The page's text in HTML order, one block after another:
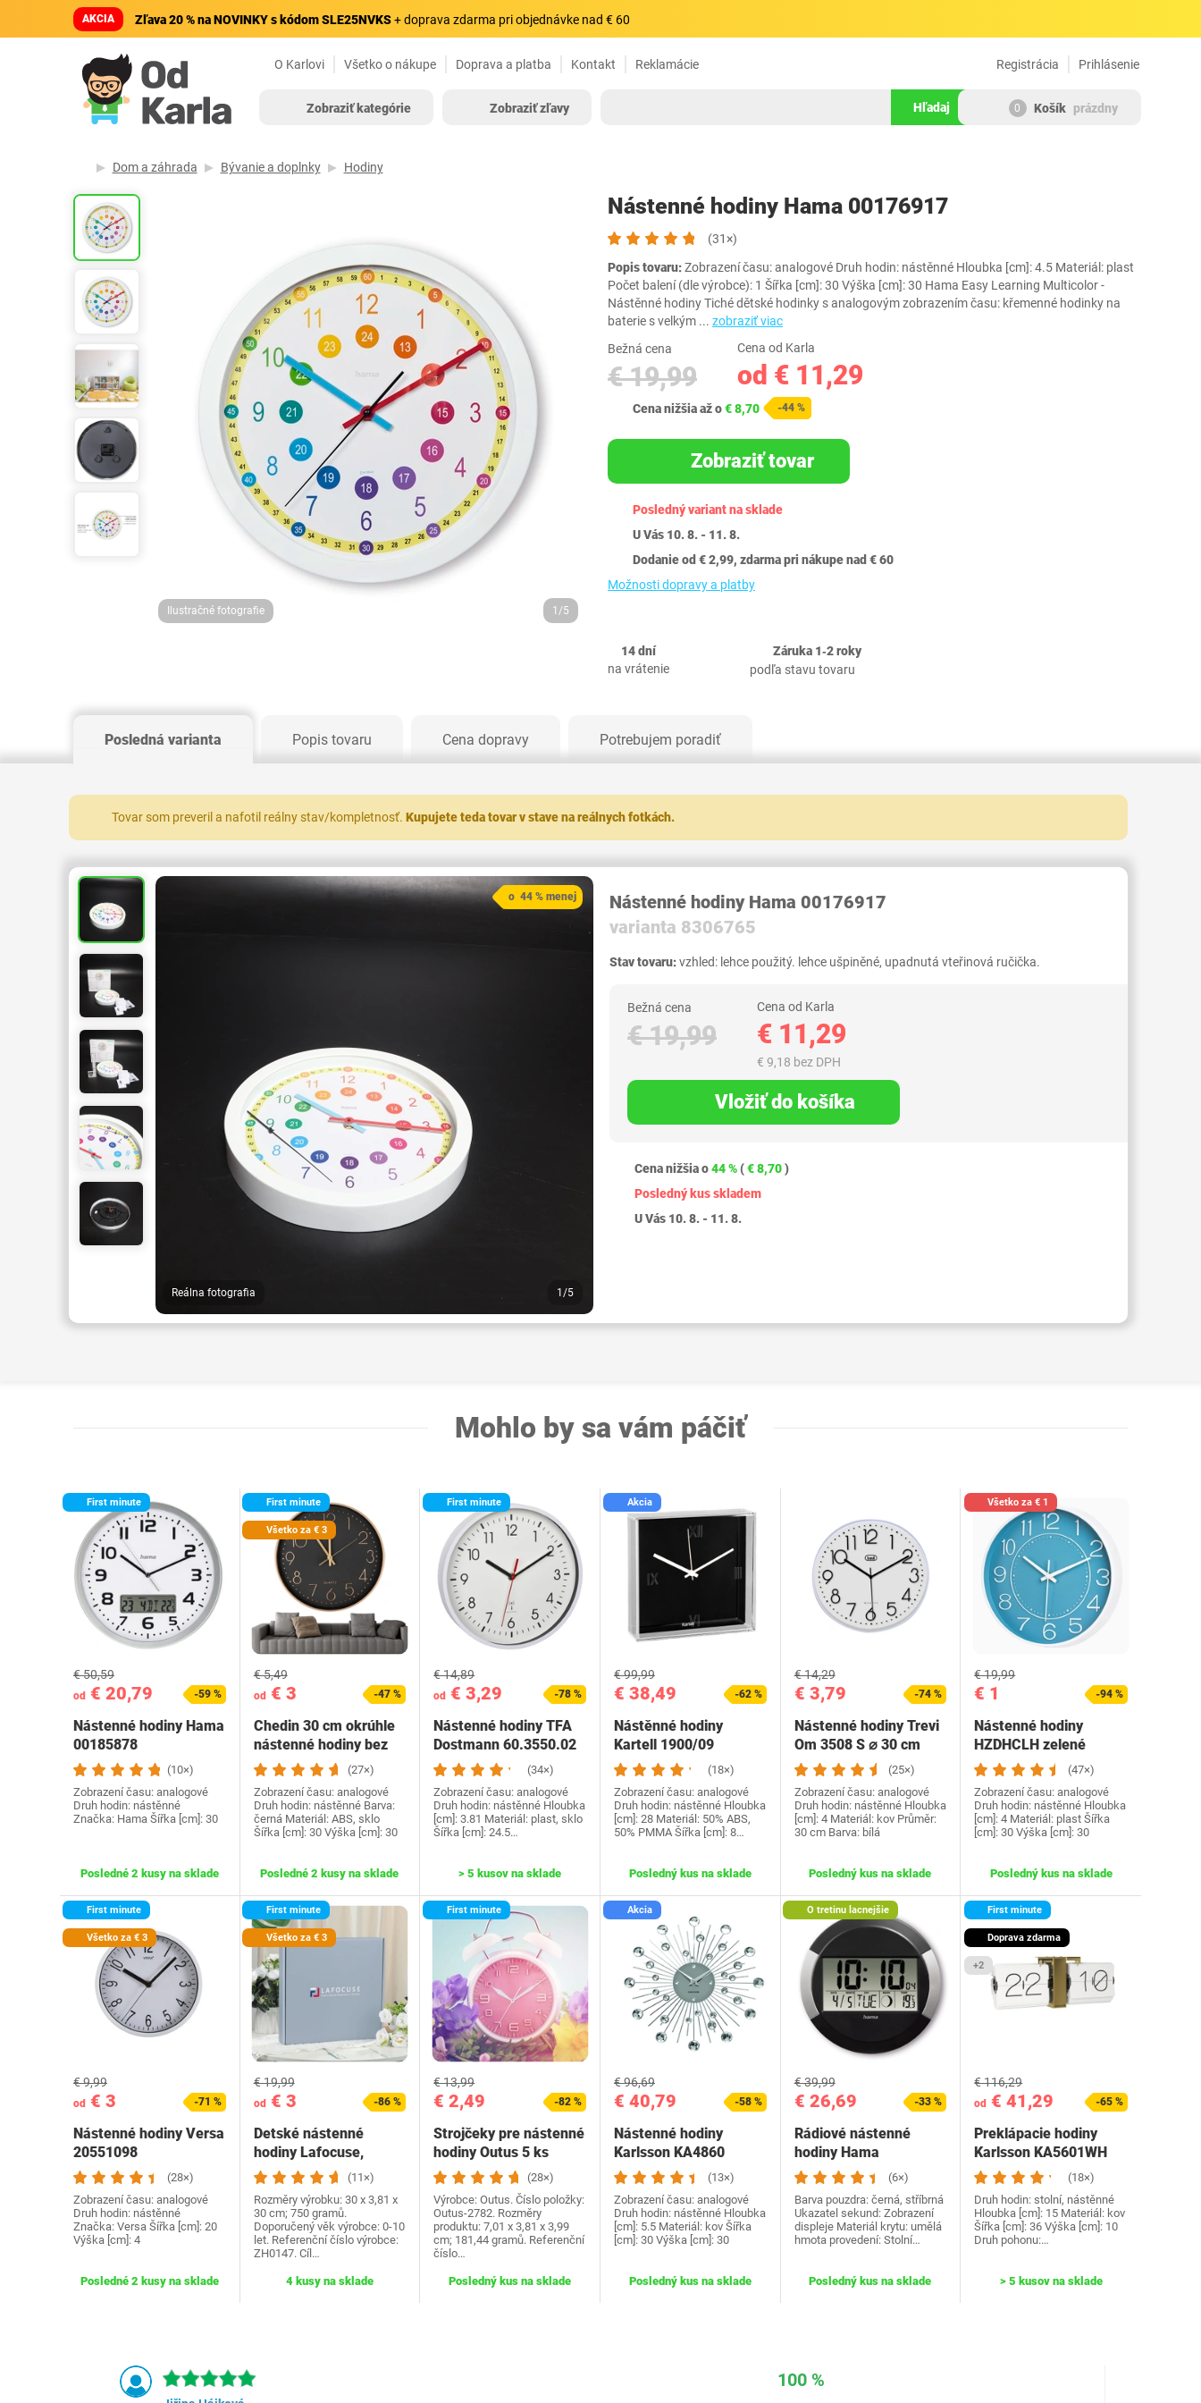
AKCIA Zľava 20 % na NOVINKY s kódom SLE25NVKS+ doprava zdarma pri objednávke nad € 60
O Karlovi Všetko o nákupe Doprava a platba Kontakt Reklamácie Prihlásenie
Registrácia
Zobraziť kategórie Zobraziť zľavy Hľadaj 0 Košík prázdny
Dom a záhrada Bývanie a doplnky Hodiny
Ilustračné fotografie 1/5
Nástenné hodiny Hama 00176917
(31×)
Popis tovaru:Zobrazení času: analogové Druh hodin: nástěnné Hloubka [cm]: 4.5 Materiál: plast
Počet balení (dle výrobce): 1 Šířka [cm]: 30 Výška [cm]: 30 Hama Easy Learning Multicolor -
Nástěnné hodiny Tiché dětské hodinky s analogovým zobrazením času: křemenné hodinky na
baterie s velkým ... zobraziť viac
Bežná cena
€ 19,99
Cena od Karla
od € 11,29
Cena nižšia až o€ 8,70 -44 %
Zobraziť tovar
Posledný variant na sklade
U Vás 10. 8. - 11. 8.
Dodanie od € 2,99, zdarma pri nákupe nad € 60
Možnosti dopravy a platby
14 dní
na vrátenie
Záruka 1‐2 roky
podľa stavu tovaru
Posledná varianta Popis tovaru Cena dopravy Potrebujem poradiť
Tovar som preveril a nafotil reálny stav/kompletnosť. Kupujete teda tovar v stave na reálnych fotkách.
Reálna fotografia 1/5
o 44 % menej
Nástenné hodiny Hama 00176917
varianta 8306765
Stav tovaru:vzhled: lehce použitý. lehce ušpiněné, upadnutá vteřinová ručička.
Bežná cena
€ 19,99
Cena od Karla
€ 11,29
€ 9,18 bez DPH
Vložiť do košíka
Cena nižšia o44 % (€ 8,70)
Posledný kus skladem
U Vás 10. 8. - 11. 8.
Mohlo by sa vám páčiť
First minute
od € 20,79
€ 50,59
-59 %
Nástenné hodiny Hama
00185878
(10×)
Zobrazení času: analogové
Druh hodin: nástěnné
Značka: Hama Šířka [cm]: 30
Posledné 2 kusy na sklade
First minute
Všetko za € 3
od€ 3
€ 5,49
-47 %
Chedin 30 cm okrúhle
nástenné hodiny bez
tikajúceho zvuku,…
(27×)
Zobrazení času: analogové
Druh hodin: nástěnné Barva:
černá Materiál: ABS, sklo
Šířka [cm]: 30 Výška [cm]: 30
Posledné 2 kusy na sklade
First minute
od € 3,29
€ 14,89
-78 %
Nástenné hodiny TFA
Dostmann 60.3550.02
(34×)
Zobrazení času: analogové
Druh hodin: nástěnné Hloubka
[cm]: 3.81 Materiál: plast, sklo
Šířka [cm]: 24.5…
> 5 kusov na sklade
Akcia
€ 38,49
€ 99,99
-62 %
Nástěnné hodiny
Kartell 1900/09
(18×)
Zobrazení času: analogové
Druh hodin: nástěnné Hloubka
[cm]: 28 Materiál: 50% ABS,
50% PMMA Šířka [cm]: 8…
Posledný kus na sklade
€ 3,79
€ 14,29
-74 %
Nástenné hodiny Trevi
Om 3508 S ⌀ 30 cm
(25×)
Zobrazení času: analogové
Druh hodin: nástěnné Hloubka
[cm]: 4 Materiál: kov Průměr:
30 cm Barva: bílá
Posledný kus na sklade
Všetko za € 1
€ 1
€ 19,99
-94 %
Nástenné hodiny
HZDHCLH zelené
(47×)
Zobrazení času: analogové
Druh hodin: nástěnné Hloubka
[cm]: 4 Materiál: plast Šířka
[cm]: 30 Výška [cm]: 30
Posledný kus na sklade
First minute
Všetko za € 3
od € 3
€ 9,99
-71 %
Nástenné hodiny Versa
20551098
(28×)
Zobrazení času: analogové
Druh hodin: nástěnné
Značka: Versa Šířka [cm]: 20
Výška [cm]: 4
Posledné 2 kusy na sklade
First minute
Všetko za € 3
od€ 3
€ 19,99
-86 %
Detské nástenné
hodiny Lafocuse,
drevený
(11×)
Rozměry výrobku: 30 x 3,81 x
30 cm; 750 gramů.
Doporučený věk výrobce: 0-10
let. Referenční číslo výrobce:
ZH0147. Cíl…
4 kusy na sklade
First minute
€ 2,49
€ 13,99
-82 %
Strojčeky pre nástenné
hodiny Outus 5 ks
(28×)
Výrobce: Outus. Číslo položky:
Outus-2782. Rozměry
produktu: 7,01 x 3,81 x 3,99
cm; 181,44 gramů. Referenční
číslo…
Posledný kus na sklade
Akcia
€ 40,79
€ 96,69
-58 %
Nástenné hodiny
Karlsson KA4860
(13×)
Zobrazení času: analogové
Druh hodin: nástěnné Hloubka
[cm]: 5.5 Materiál: kov Šířka
[cm]: 30 Výška [cm]: 30
Posledný kus na sklade
O tretinu lacnejšie
€ 26,69
€ 39,99
-33 %
Rádiové nástenné
hodiny Hama
00222214
(6×)
Barva pouzdra: černá, stříbrná
Ukazatel sekund: Zobrazení
displeje Materiál krytu: umělá
hmota provedení: Stolní…
Posledný kus na sklade
First minute
Doprava zdarma
+2
od € 41,29
€ 116,29
-65 %
Preklápacie hodiny
Karlsson KA5601WH
(18×)
Druh hodin: stolní, nástěnné
Hloubka [cm]: 15 Materiál: kov
Šířka [cm]: 36 Výška [cm]: 10
Druh pohonu:…
> 5 kusov na sklade
100 %